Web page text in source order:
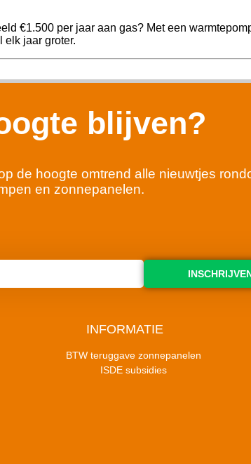
€1.500 per jaar aan gas? Met een
elk jaar groter.
blijven?
de hoogte omtrend alle nieuwtjes
en zonnepanelen.
INFORMATIE
BTW teruggave zonnepanelen
ISDE subsidies